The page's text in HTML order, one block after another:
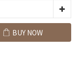
BUY NOW